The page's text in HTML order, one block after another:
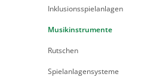
Inklusionsspielanlagen
Musikinstrumente
Rutschen
Spielanlagensysteme